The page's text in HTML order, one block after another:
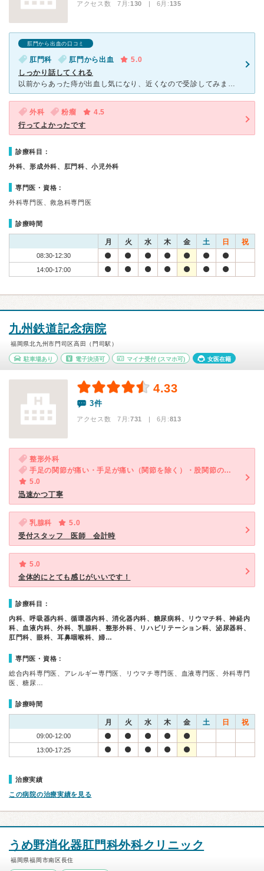
アクセス数 7月:130 | 6月:135
肛門から出血の口コミ
肛門科 肛門から出血
5.0
しっかり話してくれる
以前からあった痔が出血し気になり、近くなので受診してみました。病院自体はできたばかりなので綺麗で受付のホスピタリティも素晴らしかったです。待合室も広く清潔感があり待ち時間もあまり苦になりませんでした。
外科 粉瘤
4.5
行ってよかったです
診療科目：
外科、形成外科、肛門科、小児外科
専門医・資格：
外科専門医、救急科専門医
診療時間
月 火 水 木 金 土 日 祝
08:30-12:30
14:00-17:00
九州鉄道記念病院
福岡県北九州市門司区高田（門司駅）
駐車場あり 電子決済可 マイナ受付 (スマホ可) 女医在籍
4.33
3件
アクセス数 7月:731 | 6月:813
整形外科
手足の関節が痛い・手足が痛い（関節を除く）・股関節の痛み
5.0
迅速かつ丁寧
乳腺科
5.0
受付スタッフ 医師 会計時
5.0
全体的にとても感じがいいです！
診療科目：
内科、呼吸器内科、循環器内科、消化器内科、糖尿病科、リウマチ科、神経内
科、血液内科、外科、乳腺科、整形外科、リハビリテーション科、泌尿器科、
肛門科、眼科、耳鼻咽喉科、婦…
専門医・資格：
総合内科専門医、アレルギー専門医、リウマチ専門医、血液専門医、外科専門
医、糖尿…
診療時間
月 火 水 木 金 土 日 祝
09:00-12:00
13:00-17:25
治療実績
この病院の治療実績を見る
うめ野消化器肛門科外科クリニック
福岡県福岡市南区長住